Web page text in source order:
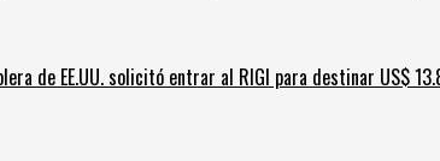
de EE.UU. solicitó entrar al RIGI para destinar US$